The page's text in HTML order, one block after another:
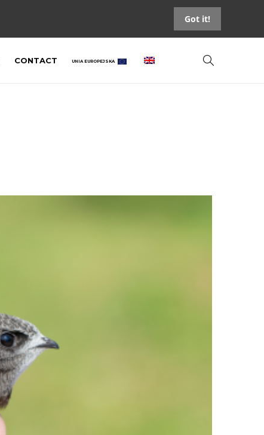
Got it!
CONTACT UNIA EUROPEJSKA